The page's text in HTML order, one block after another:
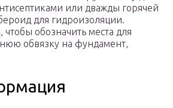
или дважды горячей
для гидроизоляции.
обозначить места для
обвязку на фундамент,